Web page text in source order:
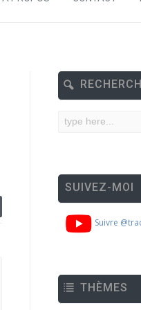
SUIVEZ-MOI
Suivre
THÈMES